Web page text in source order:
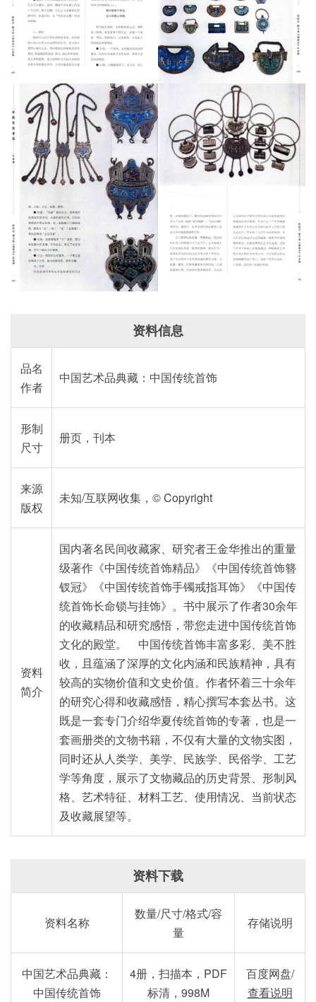
资料信息
品名
作者
中国艺术品典藏：中国传统首饰
形制
尺寸
册页，刊本
来源
版权
未知/互联网收集，© Copyright
资料
简介
国内著名民间收藏家、研究者王金华推出的重量
级著作《中国传统首饰精品》《中国传统首饰簪
钗冠》《中国传统首饰手镯戒指耳饰》《中国传
统首饰长命锁与挂饰》。书中展示了作者30余年
的收藏精品和研究感悟，带您走进中国传统首饰
文化的殿堂。 中国传统首饰丰富多彩、美不胜
收，且蕴涵了深厚的文化内涵和民族精神，具有
较高的实物价值和文史价值。作者怀着三十余年
的研究心得和收藏感悟，精心撰写本套丛书。这
既是一套专门介绍华夏传统首饰的专著，也是一
套画册类的文物书籍，不仅有大量的文物实图，
同时还从人类学、美学、民族学、民俗学、工艺
学等角度，展示了文物藏品的历史背景、形制风
格、艺术特征、材料工艺、使用情况、当前状态
及收藏展望等。
资料下载
资料名称
数量/尺寸/格式/容
量
存储说明
中国艺术品典藏：
中国传统首饰
4册，扫描本，PDF
标清，998M
百度网盘/
查看说明